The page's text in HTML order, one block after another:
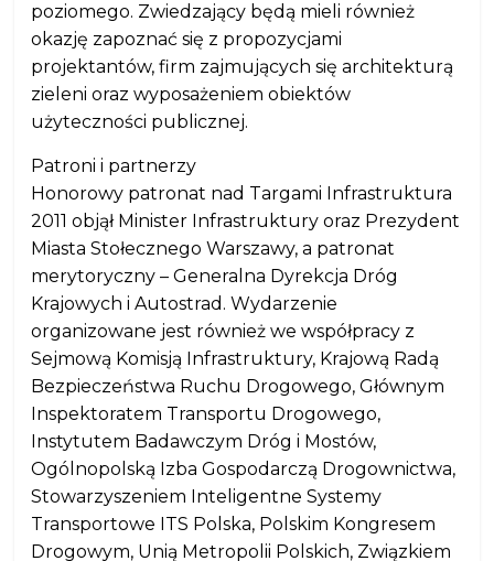
poziomego. Zwiedzający będą mieli również
okazję zapoznać się z propozycjami
projektantów, firm zajmujących się architekturą
zieleni oraz wyposażeniem obiektów
użyteczności publicznej.
Patroni i partnerzy
Honorowy patronat nad Targami Infrastruktura
2011 objął Minister Infrastruktury oraz Prezydent
Miasta Stołecznego Warszawy, a patronat
merytoryczny – Generalna Dyrekcja Dróg
Krajowych i Autostrad. Wydarzenie
organizowane jest również we współpracy z
Sejmową Komisją Infrastruktury, Krajową Radą
Bezpieczeństwa Ruchu Drogowego, Głównym
Inspektoratem Transportu Drogowego,
Instytutem Badawczym Dróg i Mostów,
Ogólnopolską Izba Gospodarczą Drogownictwa,
Stowarzyszeniem Inteligentne Systemy
Transportowe ITS Polska, Polskim Kongresem
Drogowym, Unią Metropolii Polskich, Związkiem